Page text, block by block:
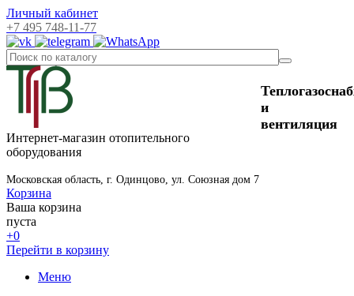
Личный кабинет
+7 495 748-11-77
и
вентиляция
Интернет-магазин отопительного
оборудования
Московская область, г. Одинцово, ул. Союзная дом 7
Корзина
Ваша корзина
пуста
+0
Перейти в корзину
Меню